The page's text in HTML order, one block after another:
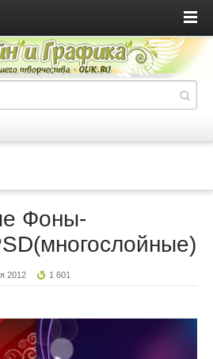
Фоны-
2012 1 601